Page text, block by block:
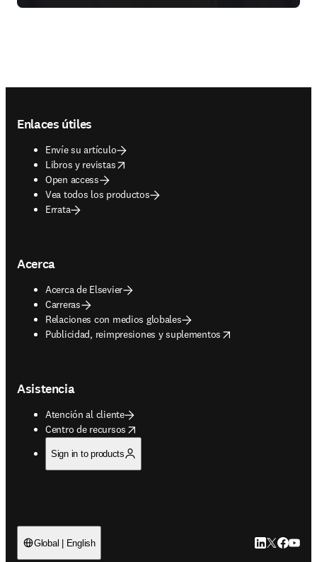
Enlaces útiles
Envíe su artículo
Libros y revistas
opens in new tab/window
Open access
Vea todos los productos
Errata
Acerca
Acerca de Elsevier
Carreras
Relaciones con medios globales
Publicidad, reimpresiones y suplementos
opens in new tab/window
Asistencia
Atención al cliente
Centro de recursos
opens in new tab/window
Sign in to products
Global | English LinkedIn se
Twitter se